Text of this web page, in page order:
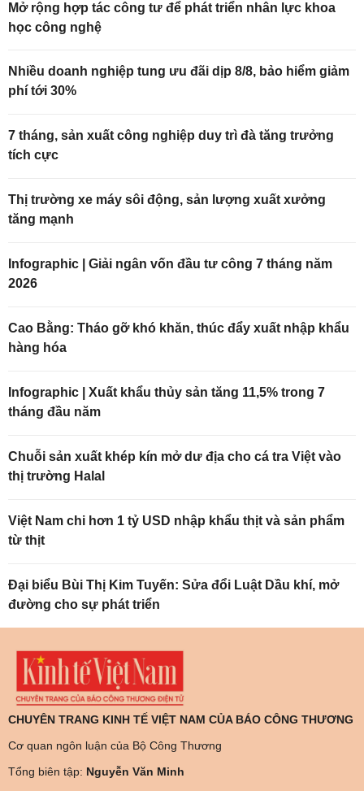
Mở rộng hợp tác công tư để phát triển nhân lực khoa
học công nghệ
Nhiều doanh nghiệp tung ưu đãi dịp 8/8, bảo hiểm giảm
phí tới 30%
7 tháng, sản xuất công nghiệp duy trì đà tăng trưởng
tích cực
Thị trường xe máy sôi động, sản lượng xuất xưởng
tăng mạnh
Infographic | Giải ngân vốn đầu tư công 7 tháng năm
2026
Cao Bằng: Tháo gỡ khó khăn, thúc đẩy xuất nhập khẩu
hàng hóa
Infographic | Xuất khẩu thủy sản tăng 11,5% trong 7
tháng đầu năm
Chuỗi sản xuất khép kín mở dư địa cho cá tra Việt vào
thị trường Halal
Việt Nam chi hơn 1 tỷ USD nhập khẩu thịt và sản phẩm
từ thịt
Đại biểu Bùi Thị Kim Tuyến: Sửa đổi Luật Dầu khí, mở
đường cho sự phát triển
CHUYÊN TRANG KINH TẾ VIỆT NAM CỦA BÁO CÔNG THƯƠNG
Cơ quan ngôn luận của Bộ Công Thương
Tổng biên tập: Nguyễn Văn Minh